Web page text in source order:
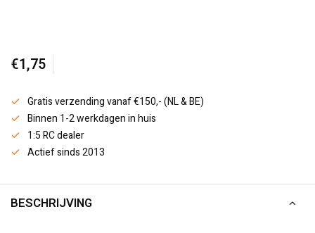
€1,75
Gratis verzending vanaf €150,- (NL & BE)
Binnen 1-2 werkdagen in huis
1:5 RC dealer
Actief sinds 2013
BESCHRIJVING